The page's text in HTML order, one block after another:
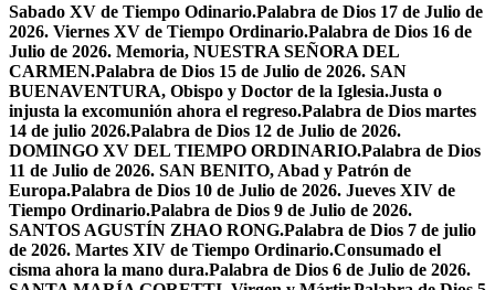
Sabado XV de Tiempo Odinario.Palabra de Dios 17 de Julio de
2026. Viernes XV de Tiempo Ordinario.Palabra de Dios 16 de
Julio de 2026. Memoria, NUESTRA SEÑORA DEL
CARMEN.Palabra de Dios 15 de Julio de 2026. SAN
BUENAVENTURA, Obispo y Doctor de la Iglesia.Justa o
injusta la excomunión ahora el regreso.Palabra de Dios martes
14 de julio 2026.Palabra de Dios 12 de Julio de 2026.
DOMINGO XV DEL TIEMPO ORDINARIO.Palabra de Dios
11 de Julio de 2026. SAN BENITO, Abad y Patrón de
Europa.Palabra de Dios 10 de Julio de 2026. Jueves XIV de
Tiempo Ordinario.Palabra de Dios 9 de Julio de 2026.
SANTOS AGUSTÍN ZHAO RONG.Palabra de Dios 7 de julio
de 2026. Martes XIV de Tiempo Ordinario.Consumado el
cisma ahora la mano dura.Palabra de Dios 6 de Julio de 2026.